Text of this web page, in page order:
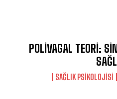
POLİVAGAL TEORİ:
SAĞLIK PSIKOLOJISI